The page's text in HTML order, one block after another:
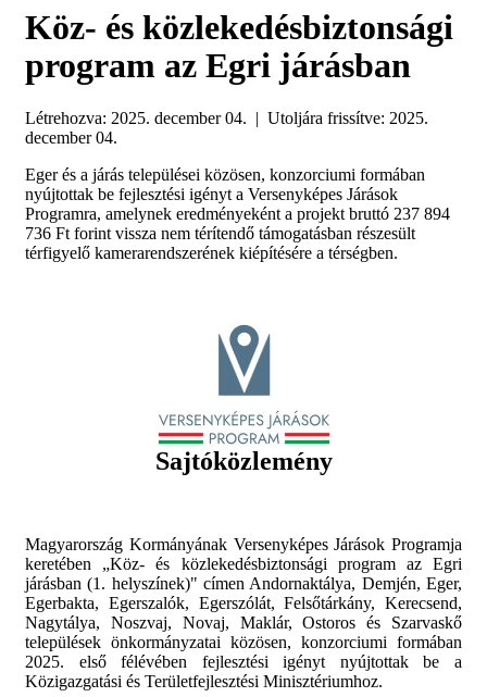
A tavaly decemberben elfogadott Kulturális...
HŐSÉGRIADÓ IDEJÉN IS NYITVATARTÓ...
Az Egri Bölcsődei és Óvodai Intézmény...
TAKARÉKOSKODÁS ÉS HŰSÖLÉS HŐSÉG...
VÁLTOZIK A KÖZJÓLÉTI CSOPORT...
Augusztusban változik a Jogi, Szervezési...
ÚTÉPÍTÉSI HÍRADÓ (AUGUSZTUS...
Az elmúlt 50 év legnagyobb...
Szakszerűen halad az egri vár...
Két évvel ezelőtt, 2024 őszén az (akkor...
Több helyszínen dolgoztak a héten a...
A LAJOSVÁROSBAN IS MEGKEZDŐDTEK A...
Az elmúlt 50 év legnagyobb...
HIRDETMÉNY Eger Településtervének...
Tájékoztatjuk a Tisztelt Lakosságot Eger...
Köz- és közlekedésbiztonsági
program az Egri járásban
Létrehozva: 2025. december 04. | Utoljára frissítve: 2025.
december 04.
Eger és a járás települései közösen, konzorciumi formában
nyújtottak be fejlesztési igényt a Versenyképes Járások
Programra, amelynek eredményeként a projekt bruttó 237 894
736 Ft forint vissza nem térítendő támogatásban részesült
térfigyelő kamerarendszerének kiépítésére a térségben.
Sajtóközlemény
Magyarország Kormányának Versenyképes Járások Programja
keretében „Köz- és közlekedésbiztonsági program az Egri
járásban (1. helyszínek)" címen Andornaktálya, Demjén, Eger,
Egerbakta, Egerszalók, Egerszólát, Felsőtárkány, Kerecsend,
Nagytálya, Noszvaj, Novaj, Maklár, Ostoros és Szarvaskő
települések önkormányzatai közösen, konzorciumi formában
2025. első félévében fejlesztési igényt nyújtottak be a
Közigazgatási és Területfejlesztési Minisztériumhoz.